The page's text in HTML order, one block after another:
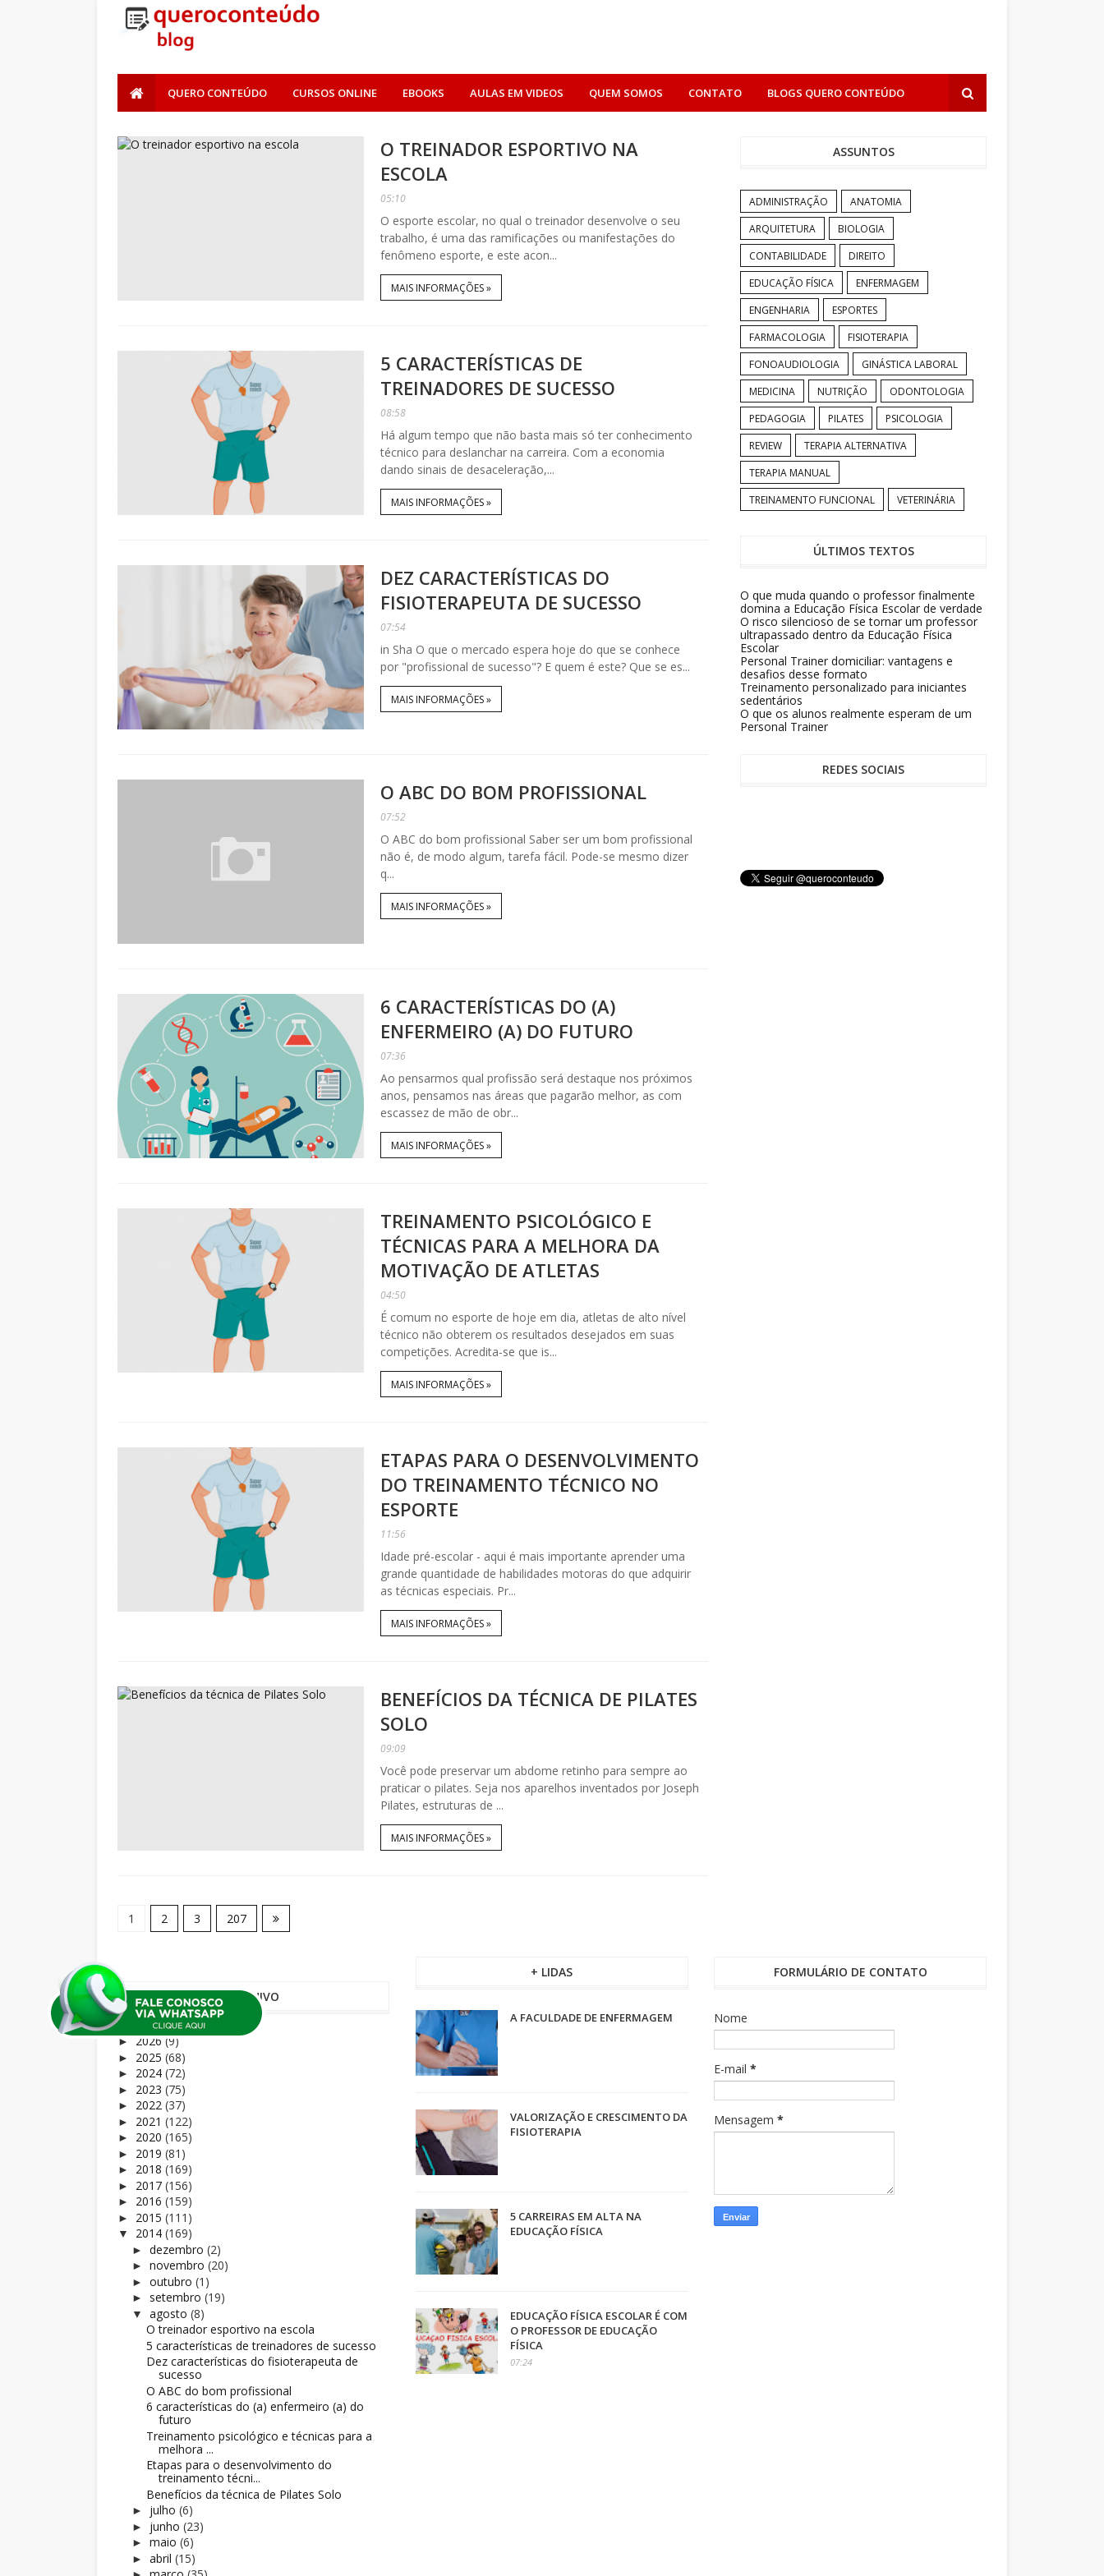
QUERO CONTEÚDO CURSOS ONLINE EBOOKS AULAS EM VIDEOS QUEM SOMOS CONTATO BLOGS QUERO CONTEÚDO
O TREINADOR ESPORTIVO NA
ESCOLA
05:10
O esporte escolar, no qual o treinador desenvolve o seu
trabalho, é uma das ramificações ou manifestações do
fenômeno esporte, e este acon...
MAIS INFORMAÇÕES »
5 CARACTERÍSTICAS DE
TREINADORES DE SUCESSO
08:58
Há algum tempo que não basta mais só ter conhecimento
técnico para deslanchar na carreira. Com a economia
dando sinais de desaceleração,...
MAIS INFORMAÇÕES »
DEZ CARACTERÍSTICAS DO
FISIOTERAPEUTA DE SUCESSO
07:54
in Sha O que o mercado espera hoje do que se conhece
por "profissional de sucesso"? E quem é este? Que se es...
MAIS INFORMAÇÕES »
O ABC DO BOM PROFISSIONAL
07:52
O ABC do bom profissional Saber ser um bom profissional
não é, de modo algum, tarefa fácil. Pode-se mesmo dizer
q...
MAIS INFORMAÇÕES »
6 CARACTERÍSTICAS DO (A)
ENFERMEIRO (A) DO FUTURO
07:36
Ao pensarmos qual profissão será destaque nos próximos
anos, pensamos nas áreas que pagarão melhor, as com
escassez de mão de obr...
MAIS INFORMAÇÕES »
TREINAMENTO PSICOLÓGICO E
TÉCNICAS PARA A MELHORA DA
MOTIVAÇÃO DE ATLETAS
04:50
É comum no esporte de hoje em dia, atletas de alto nível
técnico não obterem os resultados desejados em suas
competições. Acredita-se que is...
MAIS INFORMAÇÕES »
ETAPAS PARA O DESENVOLVIMENTO
DO TREINAMENTO TÉCNICO NO
ESPORTE
11:56
Idade pré-escolar - aqui é mais importante aprender uma
grande quantidade de habilidades motoras do que adquirir
as técnicas especiais. Pr...
MAIS INFORMAÇÕES »
BENEFÍCIOS DA TÉCNICA DE PILATES
SOLO
09:09
Você pode preservar um abdome retinho para sempre ao
praticar o pilates. Seja nos aparelhos inventados por Joseph
Pilates, estruturas de ...
MAIS INFORMAÇÕES »
1 2 3 207
ASSUNTOS
ADMINISTRAÇÃO
ANATOMIA
ARQUITETURA
BIOLOGIA
CONTABILIDADE
DIREITO
EDUCAÇÃO FÍSICA
ENFERMAGEM
ENGENHARIA
ESPORTES
FARMACOLOGIA
FISIOTERAPIA
FONOAUDIOLOGIA
GINÁSTICA LABORAL
MEDICINA
NUTRIÇÃO
ODONTOLOGIA
PEDAGOGIA
PILATES
PSICOLOGIA
REVIEW
TERAPIA ALTERNATIVA
TERAPIA MANUAL
TREINAMENTO FUNCIONAL
VETERINÁRIA
ÚLTIMOS TEXTOS
O que muda quando o professor finalmente
domina a Educação Física Escolar de verdade
O risco silencioso de se tornar um professor
ultrapassado dentro da Educação Física
Escolar
Personal Trainer domiciliar: vantagens e
desafios desse formato
Treinamento personalizado para iniciantes
sedentários
O que os alunos realmente esperam de um
Personal Trainer
REDES SOCIAIS
ARQUIVO
► 2026(9)
► 2025 (68)
► 2024 (72)
► 2023 (75)
► 2022 (37)
► 2021 (122)
► 2020 (165)
► 2019 (81)
► 2018 (169)
► 2017 (156)
► 2016 (159)
► 2015 (111)
▼ 2014 (169)
► dezembro (2)
► novembro (20)
► outubro (1)
► setembro (19)
▼ agosto (8)
O treinador esportivo na escola
5 características de treinadores de sucesso
Dez características do fisioterapeuta de
sucesso
O ABC do bom profissional
6 características do (a) enfermeiro (a) do
futuro
Treinamento psicológico e técnicas para a
melhora ...
Etapas para o desenvolvimento do
treinamento técni...
Benefícios da técnica de Pilates Solo
► julho (6)
► junho (23)
► maio (6)
► abril (15)
+ LIDAS
A FACULDADE DE ENFERMAGEM
VALORIZAÇÃO E CRESCIMENTO DA
FISIOTERAPIA
5 CARREIRAS EM ALTA NA
EDUCAÇÃO FÍSICA
EDUCAÇÃO FÍSICA ESCOLAR É COM
O PROFESSOR DE EDUCAÇÃO
FÍSICA
07:24
FORMULÁRIO DE CONTATO
Nome
E-mail*
Mensagem*